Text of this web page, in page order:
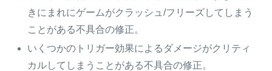
きにまれにゲームがクラッシュ/フリーズしてしまう
ことがある不具合の修正。
いくつかのトリガー効果によるダメージがクリティ
カルしてしまうことがある不具合の修正。